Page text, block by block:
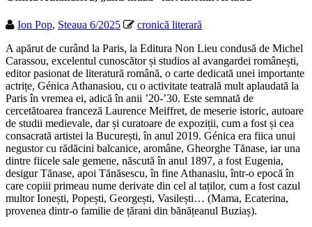
Ion Pop, Steaua 6/2025
cronică literară
A apărut de curând la Paris, la Editura Non Lieu condusă de Michel
Carassou, excelentul cunoscător și studios al avangardei românești,
editor pasionat de literatură română, o carte dedicată unei importante
actrițe, Génica Athanasiou, cu o activitate teatrală mult aplaudată la
Paris în vremea ei, adică în anii ’20-’30. Este semnată de
cercetătoarea franceză Laurence Meiffret, de meserie istoric, autoare
de studii medievale, dar și curatoare de expoziții, cum a fost și cea
consacrată artistei la București, în anul 2019. Génica era fiica unui
negustor cu rădăcini balcanice, aromâne, Gheorghe Tănase, iar una
dintre fiicele sale gemene, născută în anul 1897, a fost Eugenia,
desigur Tănase, apoi Tănăsescu, în fine Athanasiu, într-o epocă în
care copiii primeau nume derivate din cel al taților, cum a fost cazul
multor Ionești, Popești, Georgești, Vasilești… (Mama, Ecaterina,
provenea dintr-o familie de țărani din bănățeanul Buziaș).